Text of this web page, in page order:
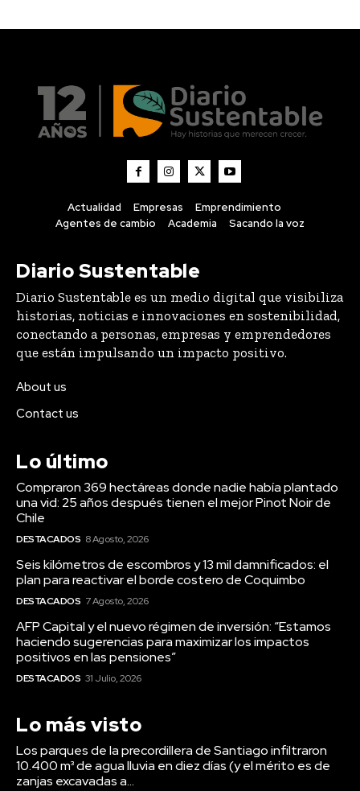
Actualidad Empresas
Emprendimiento
Agentes de cambio
Academia Sacando la voz
Diario Sustentable
Diario Sustentable es un medio digital que visibiliza
historias, noticias e innovaciones en sostenibilidad,
conectando a personas, empresas y emprendedores
que están impulsando un impacto positivo.
About us
Contact us
Lo último
Compraron 369 hectáreas donde nadie había plantado
una vid: 25 años después tienen el mejor Pinot Noir de
Chile
DESTACADOS 8 Agosto, 2026
Seis kilómetros de escombros y 13 mil damnificados: el
plan para reactivar el borde costero de Coquimbo
DESTACADOS 7 Agosto, 2026
AFP Capital y el nuevo régimen de inversión: “Estamos
haciendo sugerencias para maximizar los impactos
positivos en las pensiones”
DESTACADOS 31 Julio, 2026
Lo más visto
Los parques de la precordillera de Santiago infiltraron
10.400 m³ de agua lluvia en diez días (y el mérito es de
zanjas excavadas a...